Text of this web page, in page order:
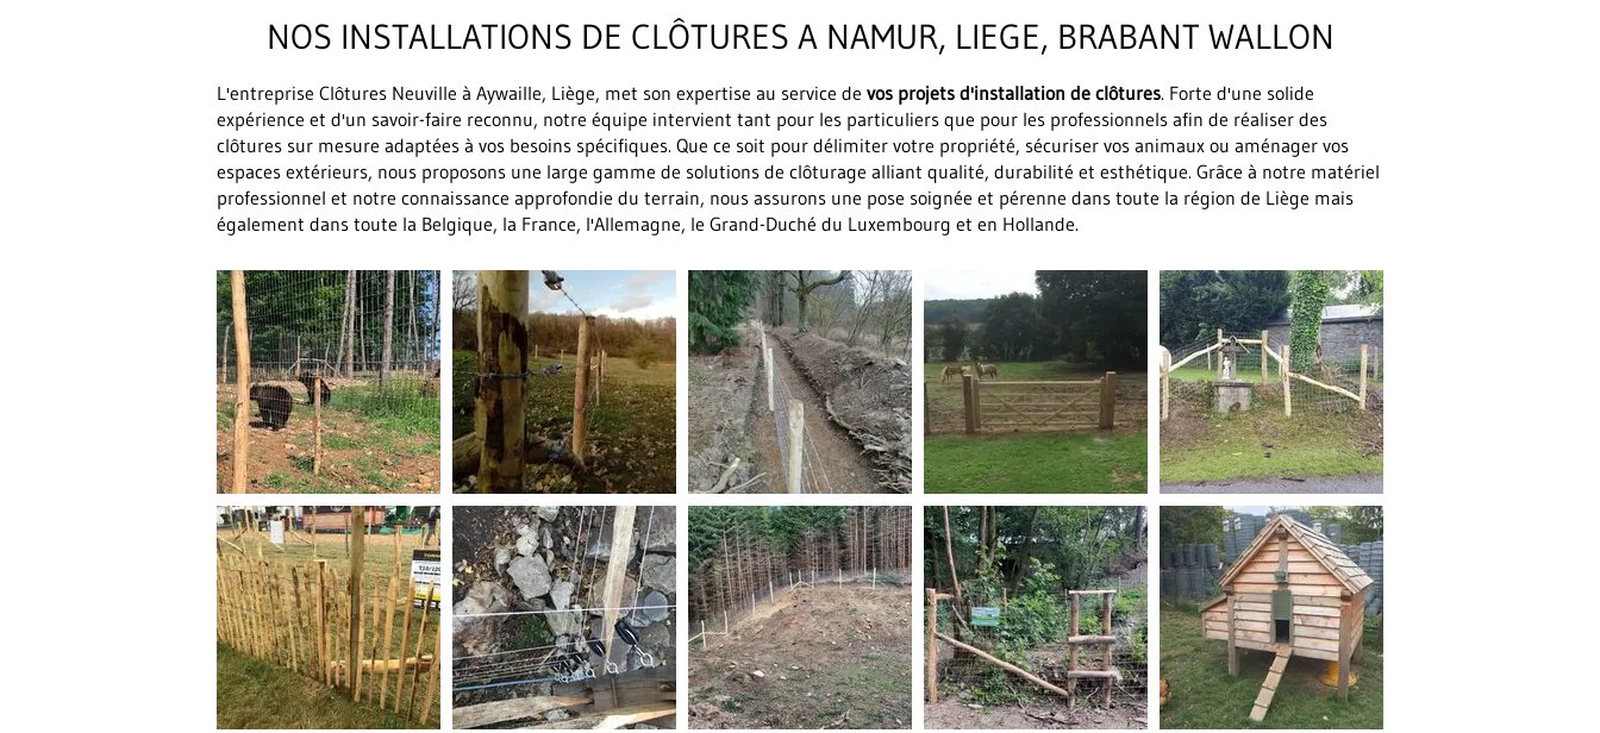
NOS INSTALLATIONS DE CLÔTURES A NAMUR, LIEGE, BRABANT WALLON
L'entreprise Clôtures Neuville à Aywaille, Liège, met son expertise au service de vos projets d'installation de clôtures. Forte d'une solide
expérience et d'un savoir-faire reconnu, notre équipe intervient tant pour les particuliers que pour les professionnels afin de réaliser des
clôtures sur mesure adaptées à vos besoins spécifiques. Que ce soit pour délimiter votre propriété, sécuriser vos animaux ou aménager vos
espaces extérieurs, nous proposons une large gamme de solutions de clôturage alliant qualité, durabilité et esthétique. Grâce à notre matériel
professionnel et notre connaissance approfondie du terrain, nous assurons une pose soignée et pérenne dans toute la région de Liège mais
également dans toute la Belgique, la France, l'Allemagne, le Grand-Duché du Luxembourg et en Hollande.